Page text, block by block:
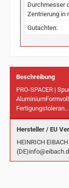
Durchmesser
Zentrierung in
Gutachten:
Beschreibung
PRO-SPACER |
Fertigungstoleran…
Hersteller / EU
HEINRICH